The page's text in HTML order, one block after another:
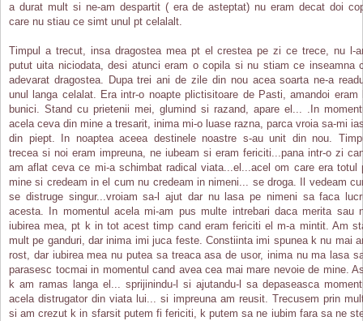
a durat mult si ne-am despartit ( era de asteptat) nu eram decat doi
care nu stiau ce simt unul pt celalalt.
Timpul a trecut, insa dragostea mea pt el crestea pe zi ce trece, nu l-
putut uita niciodata, desi atunci eram o copila si nu stiam ce inseamna
adevarat dragostea. Dupa trei ani de zile din nou acea soarta ne-a
unul langa celalat. Era intr-o noapte plictisitoare de Pasti, amandoi eram
bunici. Stand cu prietenii mei, glumind si razand, apare el... .In
acela ceva din mine a tresarit, inima mi-o luase razna, parca vroia sa-mi
din piept. In noaptea aceea destinele noastre s-au unit din nou.
trecea si noi eram impreuna, ne iubeam si eram fericiti...pana intr-o zi
am aflat ceva ce mi-a schimbat radical viata...el...acel om care era totul
mine si credeam in el cum nu credeam in nimeni... se droga. Il vedeam
se distruge singur...vroiam sa-l ajut dar nu lasa pe nimeni sa faca
acesta. In momentul acela mi-am pus multe intrebari daca merita sau
iubirea mea, pt k in tot acest timp cand eram fericiti el m-a mintit. Am
mult pe ganduri, dar inima imi juca feste. Constiinta imi spunea k nu mai
rost, dar iubirea mea nu putea sa treaca asa de usor, inima nu ma lasa
parasesc tocmai in momentul cand avea cea mai mare nevoie de mine.
k am ramas langa el... sprijinindu-l si ajutandu-l sa depaseasca
acela distrugator din viata lui... si impreuna am reusit. Trecusem prin
si am crezut k in sfarsit putem fi fericiti, k putem sa ne iubim fara sa ne